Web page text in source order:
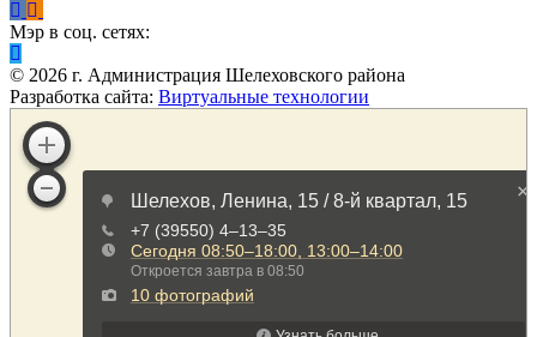
Мэр в соц. сетях:
© 2026 г. Администрация Шелеховского района
Разработка сайта: Виртуальные технологии